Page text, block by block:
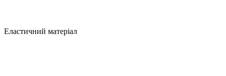
Еластичний матеріал